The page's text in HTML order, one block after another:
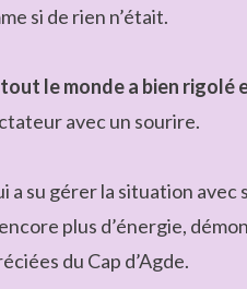
si de rien n’était.
le monde a bien rigolé
avec un sourire.
a su gérer la situation
plus d’énergie,
du Cap d’Agde.